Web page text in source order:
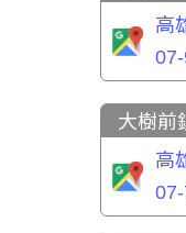
高
大樹前
高